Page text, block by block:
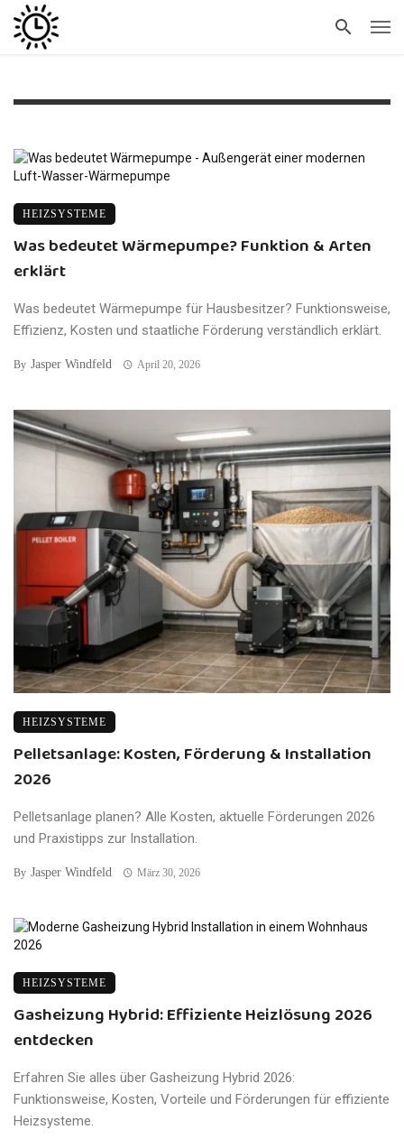
HEIZSYSTEME
Was bedeutet Wärmepumpe? Funktion & Arten
erklärt
Was bedeutet Wärmepumpe für Hausbesitzer? Funktionsweise,
Effizienz, Kosten und staatliche Förderung verständlich erklärt.
By Jasper Windfeld April 20, 2026
HEIZSYSTEME
Pelletsanlage: Kosten, Förderung & Installation
2026
Pelletsanlage planen? Alle Kosten, aktuelle Förderungen 2026
und Praxistipps zur Installation.
By Jasper Windfeld März 30, 2026
HEIZSYSTEME
Gasheizung Hybrid: Effiziente Heizlösung 2026
entdecken
Erfahren Sie alles über Gasheizung Hybrid 2026:
Funktionsweise, Kosten, Vorteile und Förderungen für effiziente
Heizsysteme.